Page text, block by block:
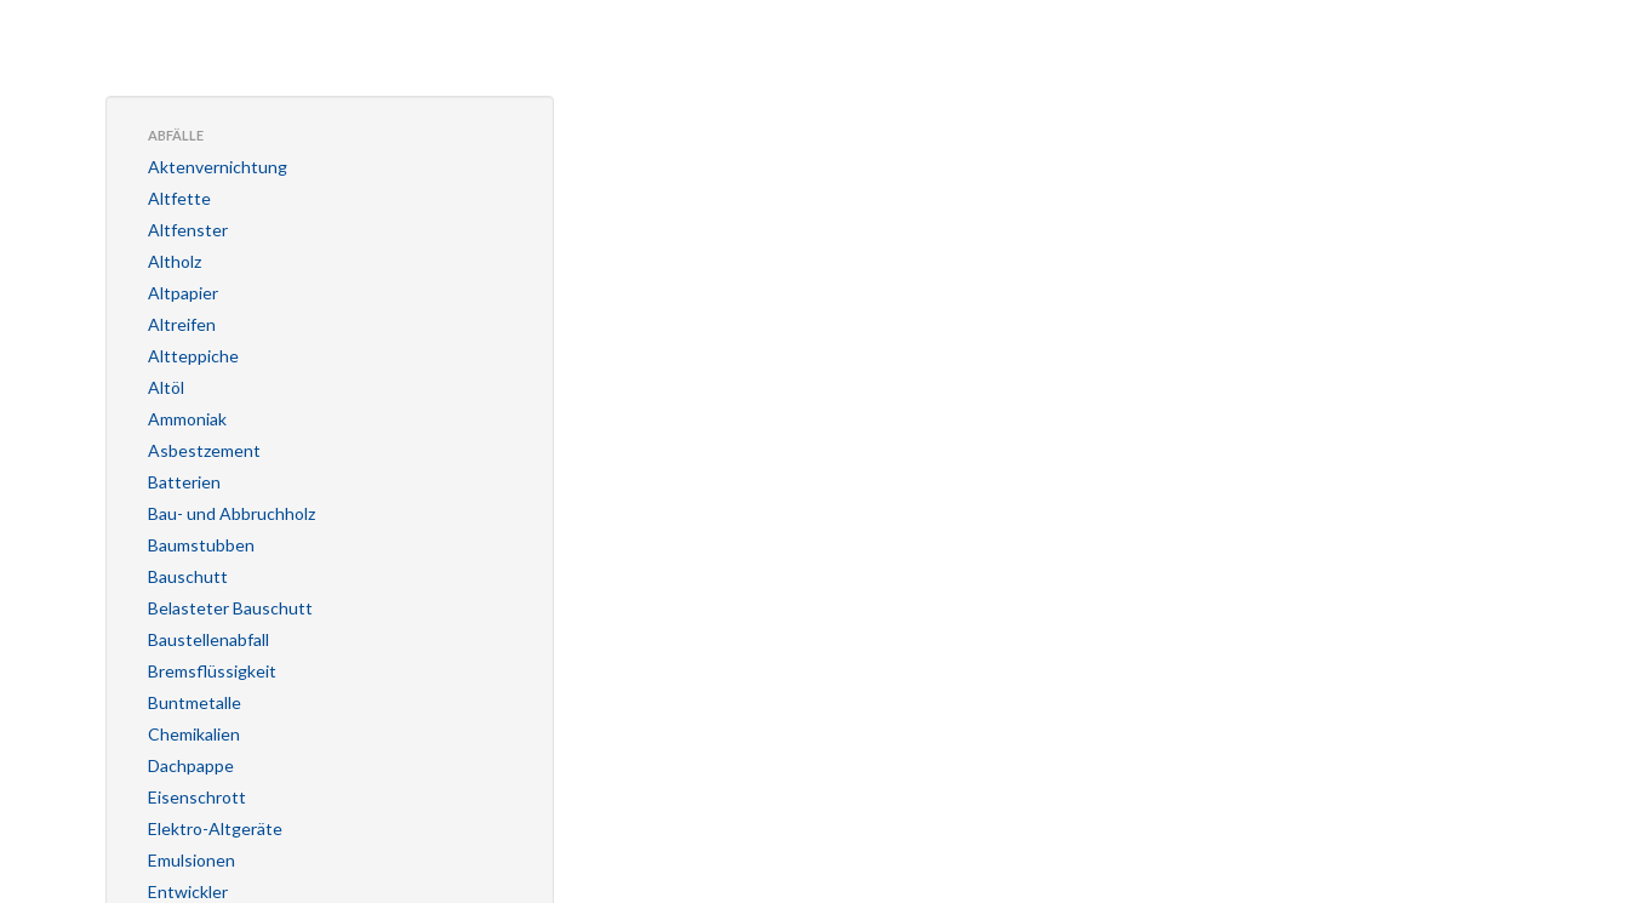
ABFÄLLE
Aktenvernichtung
Altfette
Altfenster
Altholz
Altpapier
Altreifen
Altteppiche
Altöl
Ammoniak
Asbestzement
Batterien
Bau- und Abbruchholz
Baumstubben
Bauschutt
Belasteter Bauschutt
Baustellenabfall
Bremsflüssigkeit
Buntmetalle
Chemikalien
Dachpappe
Eisenschrott
Elektro-Altgeräte
Emulsionen
Entwickler